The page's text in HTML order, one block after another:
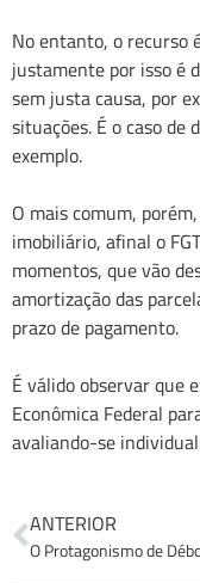
No entanto, o recurso
justamente por isso é
sem justa causa, por
situações. É o caso de
exemplo.
O mais comum,
imobiliário, afinal o
momentos, que vão
amortização das
prazo de pagamento.
É válido observar que
Econômica Federal
avaliando-se
ANTERIOR